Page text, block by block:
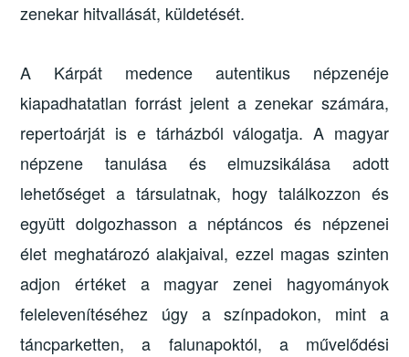
zenekar hitvallását, küldetését.
A Kárpát medence autentikus népzenéje
kiapadhatatlan forrást jelent a zenekar számára,
repertoárját is e tárházból válogatja. A magyar
népzene tanulása és elmuzsikálása adott
lehetőséget a társulatnak, hogy találkozzon és
együtt dolgozhasson a néptáncos és népzenei
élet meghatározó alakjaival, ezzel magas szinten
adjon értéket a magyar zenei hagyományok
felelevenítéséhez úgy a színpadokon, mint a
táncparketten, a falunapoktól, a művelődési